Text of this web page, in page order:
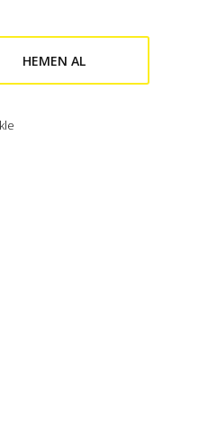
HEMEN AL